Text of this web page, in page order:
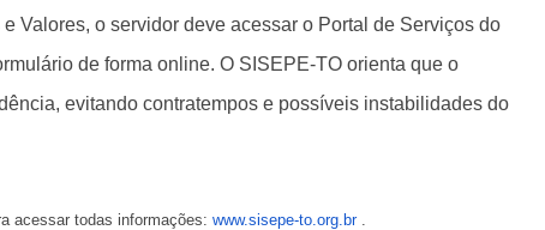
Valores, o servidor deve acessar o Portal de Serviços do
de forma online. O SISEPE-TO orienta que o
evitando contratempos e possíveis instabilidades do
acessar todas informações: www.sisepe-to.org.br.